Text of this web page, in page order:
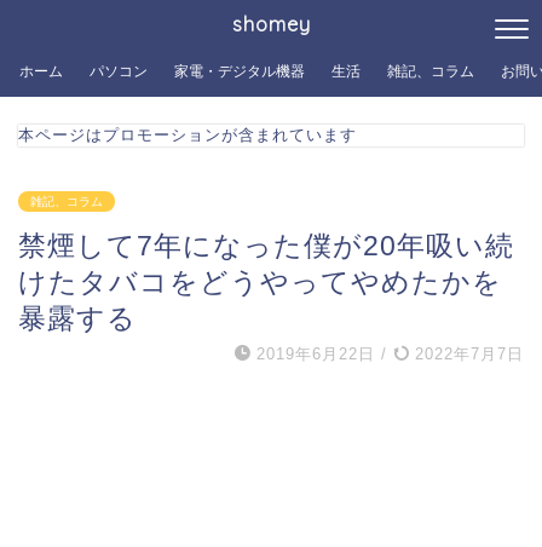
shomey
ホーム パソコン 家電・デジタル機器 生活 雑記、コラム お問
本ページはプロモーションが含まれています
雑記、コラム
禁煙して7年になった僕が20年吸い続
けたタバコをどうやってやめたかを
暴露する
2019年6月22日 / 2022年7月7日